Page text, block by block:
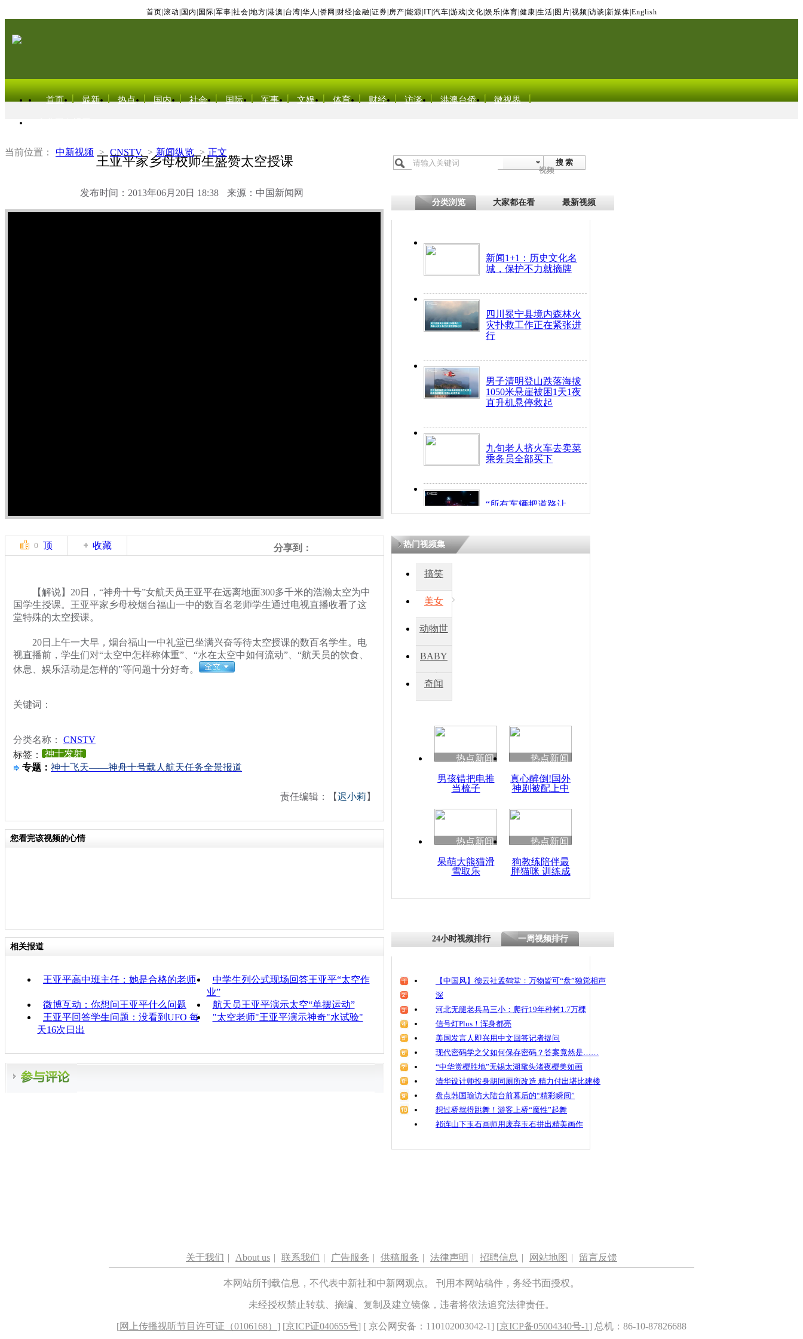
首页 滚动 国内 国际 军事 社会 地方 港澳 台湾 华人 侨网 财经 金融 证券 房产 能源 IT| 汽车 游戏 文化 娱乐 体育 健康 生活 图片 视频 访谈 新媒体 English
首页 最新 热点 国内 社会 国际 军事 文娱 体育 财经 访谈 港澳台侨 微视界
当前位置： 中新视频 > CNSTV > 新闻纵览 > 正文
王亚平家乡母校师生盛赞太空授课
发布时间：2013年06月20日 18:38 来源：中国新闻网
搜 索
视频
分类浏览 大家都在看 最新视频
新闻1+1：历史文化名
城，保护不力就摘牌
四川冕宁县境内森林火
灾扑救工作正在紧张进
行
男子清明登山跌落海拔
1050米悬崖被困1天1夜
直升机悬停救起
九旬老人挤火车去卖菜
乘务员全部买下
“所有车辆把道路让
开！”儿童突发疾病交
四川兴文苗乡上万人欢
度苗族花山节
清明祭英烈 哀思悼忠
王亚平家乡母校师生盛
0 顶 收藏 分享到：
【解说】20日，“神舟十号”女航天员王亚平在远离地面300多千米的浩瀚太空为中
国学生授课。王亚平家乡母校烟台福山一中的数百名老师学生通过电视直播收看了这
堂特殊的太空授课。
20日上午一大早，烟台福山一中礼堂已坐满兴奋等待太空授课的数百名学生。电
视直播前，学生们对“太空中怎样称体重”、“水在太空中如何流动”、“航天员的饮食、
休息、娱乐活动是怎样的”等问题十分好奇。
关键词：
分类名称： CNSTV
标签：
神十发射
专题： 神十飞天——神舟十号载人航天任务全景报道
责任编辑：【迟小莉 】
您看完该视频的心情
相关报道
王亚平高中班主任：她是合格的老师
中学生列公式现场回答王亚平“太空作
业”
微博互动：你想问王亚平什么问题
航天员王亚平演示太空“单摆运动”
王亚平回答学生问题：没看到UFO 每
天16次日出
"太空老师"王亚平演示神奇"水试验"
热门视频集
搞笑
美女
动物世
BABY
秀
奇闻
热点新闻
男孩错把电推
当梳子
热点新闻
真心醉倒!国外
神剧被配上中
热点新闻
呆萌大熊猫滑
雪取乐
热点新闻
狗教练陪伴最
胖猫咪 训练成
24小时视频排行 一周视频排行
【中国风】德云社孟鹤堂：万物皆可“盘”独觉相声
深
河北无腿老兵马三小：爬行19年种树1.7万棵
信号灯Plus！浑身都亮
美国发言人即兴用中文回答记者提问
现代密码学之父如何保存密码？答案竟然是……
“中华赏樱胜地”无锡太湖鼋头渚夜樱美如画
清华设计师投身胡同厕所改造 精力付出堪比建楼
盘点韩国瑜访大陆台前幕后的“精彩瞬间”
想过桥就得跳舞！游客上桥“魔性”起舞
祁连山下玉石画师用废弃玉石拼出精美画作
关于我们 | About us | 联系我们 | 广告服务 | 供稿服务 | 法律声明 | 招聘信息 | 网站地图 | 留言反馈
本网站所刊载信息，不代表中新社和中新网观点。 刊用本网站稿件，务经书面授权。
未经授权禁止转载、摘编、复制及建立镜像，违者将依法追究法律责任。
[网上传播视听节目许可证（0106168） ] [京ICP证040655号] [ 京公网安备：110102003042-1] [京ICP备05004340号-1] 总机：86-10-87826688